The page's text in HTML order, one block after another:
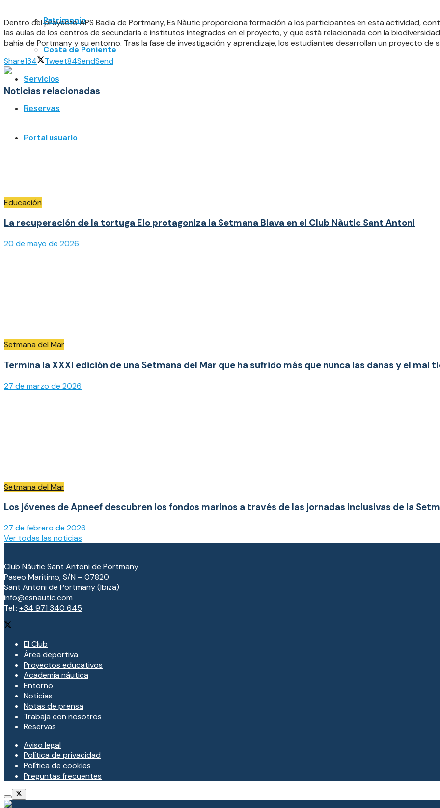
Patrimonio
Costa de Poniente
Servicios
Reservas
Portal usuario
Dentro del proyecto APS Badia de Portmany, Es Nàutic proporciona formación a los participantes en esta actividad,
las aulas de los centros de secundaria e institutos integrados en el proyecto, y que está relacionada con la
bahía de Portmany y su entorno. Tras la fase de investigación y aprendizaje, los estudiantes desarrollan un proyecto de
Share134 Tweet84SendSend
Noticias relacionadas
Educación
La recuperación de la tortuga Elo protagoniza la Setmana Blava en el Club Nàutic Sant Antoni
20 de mayo de 2026
Setmana del Mar
Termina la XXXI edición de una Setmana del Mar que ha sufrido más que nunca las danas y el mal
27 de marzo de 2026
Setmana del Mar
Los jóvenes de Apneef descubren los fondos marinos a través de las jornadas inclusivas de la
27 de febrero de 2026
Ver todas las noticias
Club Nàutic Sant Antoni de Portmany
Paseo Marítimo, S/N – 07820
Sant Antoni de Portmany (Ibiza)
info@esnautic.com
Tel.: +34 971 340 645
El Club
Área deportiva
Proyectos educativos
Academia náutica
Entorno
Noticias
Notas de prensa
Trabaja con nosotros
Reservas
Aviso legal
Política de privacidad
Política de cookies
Preguntas frecuentes